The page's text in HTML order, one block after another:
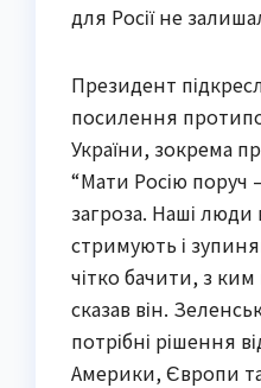
для Росії не
Президент
посилення
України, зокрема
“Мати Росію поруч
загроза. Наші люди
стримують і
чітко бачити, з
сказав він.
потрібні рішення
Америки, Європи